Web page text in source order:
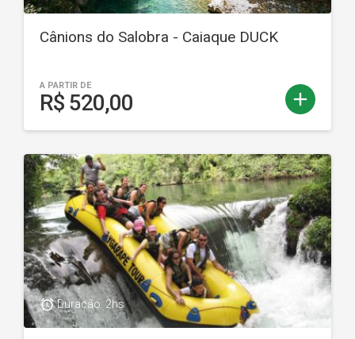
add
Cânions do Salobra - Caiaque DUCK
A PARTIR DE
R$ 520,00
access_alarmDuração: 2hs